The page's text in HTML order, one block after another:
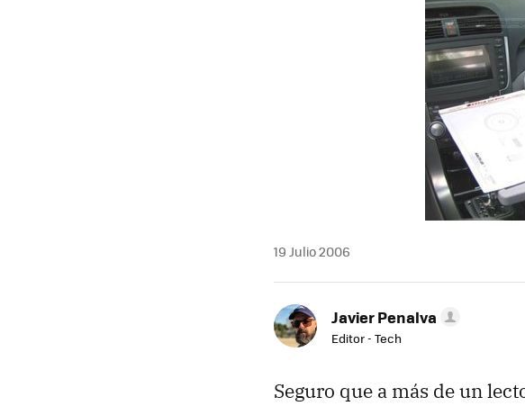
19 Julio 2006
Javier Penalva
Editor - Tech
Seguro que a más de un